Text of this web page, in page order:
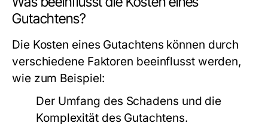
Gutachtens?
Die Kosten eines Gutachtens können durch
verschiedene Faktoren beeinflusst werden,
wie zum Beispiel:
Der Umfang des Schadens und die
Komplexität des Gutachtens.